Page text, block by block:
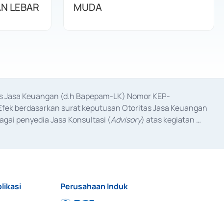
LEBAR
MUDA
Keuangan (d.h Bapepam-LK) Nomor KEP-
berdasarkan surat keputusan Otoritas Jasa Keuangan
penyedia Jasa Konsultasi (Advisory) atas kegiatan
Perusahaan Induk